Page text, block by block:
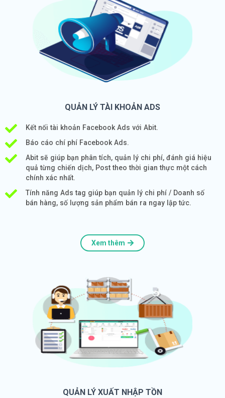
QUẢN LÝ TÀI KHOẢN ADS
Kết nối tài khoản Facebook Ads với Abit.
Báo cáo chí phí Facebook Ads.
Abit sẽ giúp bạn phân tích, quản lý chi phí, đánh giá hiệu
quả từng chiến dịch, Post theo thời gian thực một cách
chính xác nhất.
Tính năng Ads tag giúp bạn quản lý chi phí / Doanh số
bán hàng, số lượng sản phẩm bán ra ngay lập tức.
Xem thêm
QUẢN LÝ XUẤT NHẬP TỒN